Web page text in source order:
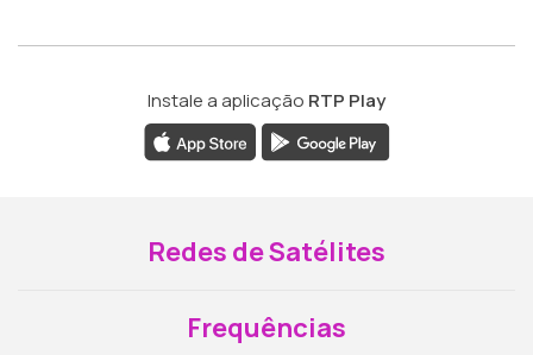
Instale a aplicação RTP Play
Redes de Satélites
Frequências